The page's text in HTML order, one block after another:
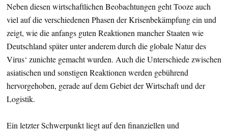
Neben diesen wirtschaftlichen Beobachtungen geht Tooze auch
viel auf die verschiedenen Phasen der Krisenbekämpfung ein und
zeigt, wie die anfangs guten Reaktionen mancher Staaten wie
Deutschland später unter anderem durch die globale Natur des
Virus‘ zunichte gemacht wurden. Auch die Unterschiede zwischen
asiatischen und sonstigen Reaktionen werden gebührend
hervorgehoben, gerade auf dem Gebiet der Wirtschaft und der
Logistik.
Ein letzter Schwerpunkt liegt auf den finanziellen und